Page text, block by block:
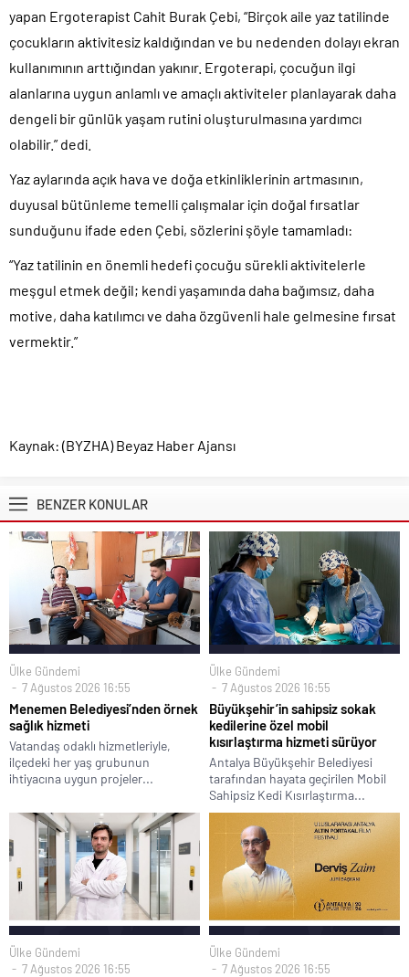
yapan Ergoterapist Cahit Burak Çebi, “Birçok aile yaz tatilinde
çocukların aktivitesiz kaldığından ve bu nedenden dolayı ekran
kullanımının arttığından yakınır. Ergoterapi, çocuğun ilgi
alanlarına uygun anlamlı ve amaçlı aktiviteler planlayarak daha
dengeli bir günlük yaşam rutini oluşturulmasına yardımcı
olabilir.” dedi.
Yaz aylarında açık hava ve doğa etkinliklerinin artmasının,
duyusal bütünleme temelli çalışmalar için doğal fırsatlar
sunduğunu ifade eden Çebi, sözlerini şöyle tamamladı:
“Yaz tatilinin en önemli hedefi çocuğu sürekli aktivitelerle
meşgul etmek değil; kendi yaşamında daha bağımsız, daha
motive, daha katılımcı ve daha özgüvenli hale gelmesine fırsat
vermektir.”
Kaynak: (BYZHA) Beyaz Haber Ajansı
BENZER KONULAR
Ülke Gündemi
7 Ağustos 2026 16:55
Menemen Belediyesi’nden örnek
sağlık hizmeti
Vatandaş odaklı hizmetleriyle,
ilçedeki her yaş grubunun
ihtiyacına uygun projeler...
Ülke Gündemi
7 Ağustos 2026 16:55
Büyükşehir’in sahipsiz sokak
kedilerine özel mobil
kısırlaştırma hizmeti sürüyor
Antalya Büyükşehir Belediyesi
tarafından hayata geçirilen Mobil
Sahipsiz Kedi Kısırlaştırma...
Ülke Gündemi
7 Ağustos 2026 16:55
Ülke Gündemi
7 Ağustos 2026 16:55